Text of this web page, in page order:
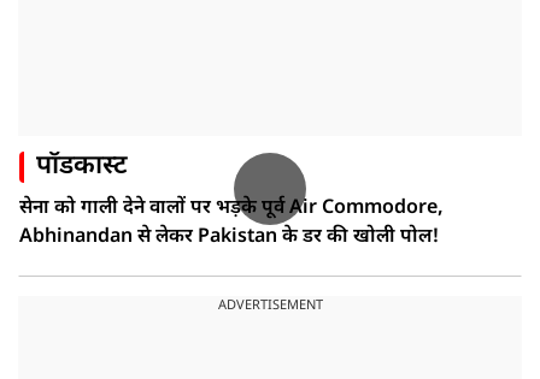
पॉडकास्ट
सेना को गाली देने वालों पर भड़के पूर्व Air Commodore,
Abhinandan से लेकर Pakistan के डर की खोली पोल!
ADVERTISEMENT